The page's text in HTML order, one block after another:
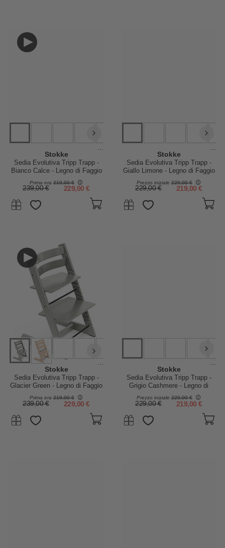
Stokke
Sedia Evolutiva Tripp Trapp -
Bianco Calce - Legno di Faggio
Prima era 219,00 €
239,00 € 229,00 €
Stokke
Sedia Evolutiva Tripp Trapp -
Giallo Limone - Legno di Faggio
Prezzo iniziale 229,00 €
229,00 € 219,00 €
...
Stokke
Sedia Evolutiva Tripp Trapp -
Glacier Green - Legno di Faggio
Prima era 219,00 €
239,00 € 229,00 €
...
Stokke
Sedia Evolutiva Tripp Trapp -
Grigio Cashmere - Legno di
Prezzo iniziale 229,00 €
229,00 € 219,00 €